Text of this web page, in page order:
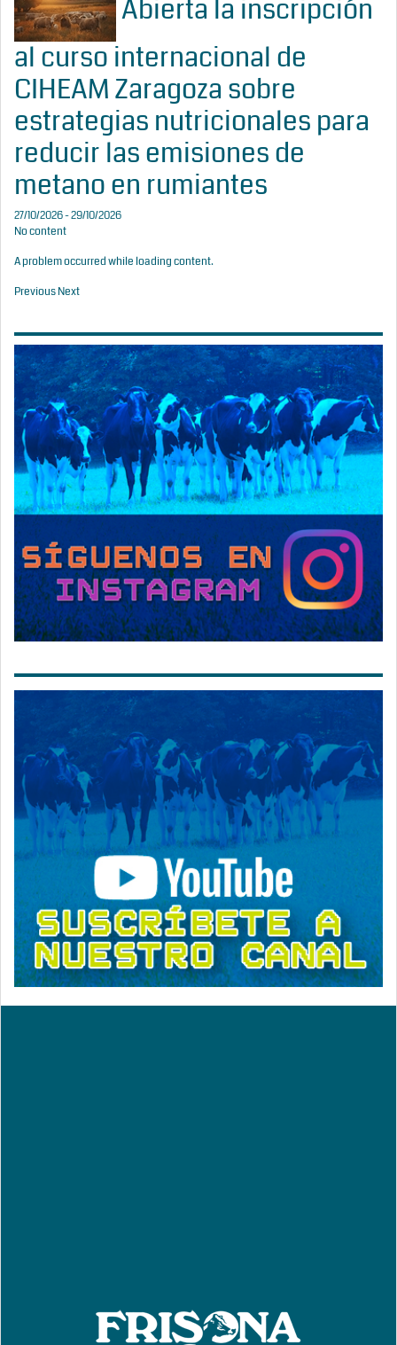
Abierta la inscripción
al curso internacional de
CIHEAM Zaragoza sobre
estrategias nutricionales para
reducir las emisiones de
metano en rumiantes
27/10/2026 - 29/10/2026
No content
A problem occurred while loading content.
PreviousNext